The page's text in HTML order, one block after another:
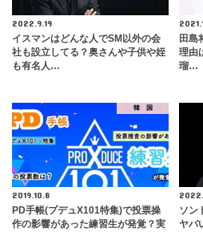
2022.9.19
イスマンはどんな人でSM以外の会
社も設立してる？奥さんや子供や姪
も有名人…
田島
理由
瑠…
韓 国
2019.10.8
PD手帳(プデュX101特集)で投票操
作の影響があった練習生が発覚？実
ソン
ヤバ